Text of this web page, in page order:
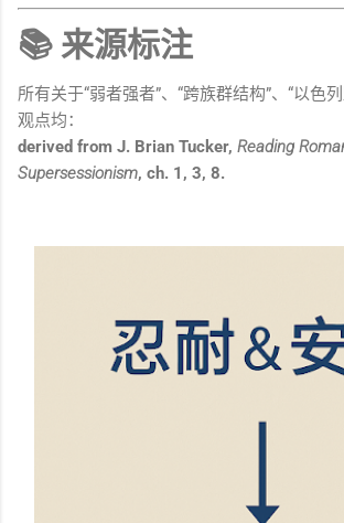
📚 来源标注
所有关于“弱者强者”、“跨族群结构”、“以色
观点均：
derived from J. Brian Tucker, Reading
Supersessionism, ch. 1, 3, 8.